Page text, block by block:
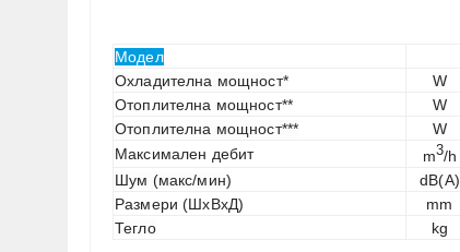
Модел
Охладителна мощност*
W
Отоплителна мощност**
W
Отоплителна мощност***
W
Максимален дебит
m3/h
Шум (макс/мин)
dB(A)
Размери (ШхВхД)
mm
Тегло
kg